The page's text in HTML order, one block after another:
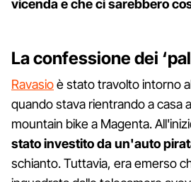
vicenda e che ci sarebbero
La confessione dei
Ravasioè stato travolto intorno
quando stava rientrando a casa
mountain bike a Magenta.
stato investito da un'auto
schianto. Tuttavia, era emerso